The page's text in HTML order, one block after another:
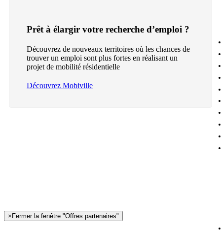
Prêt à élargir votre recherche d’emploi ?
Découvrez de nouveaux territoires où les chances de
trouver un emploi sont plus fortes en réalisant un
projet de mobilité résidentielle
Découvrez Mobiville
× Fermer la fenêtre "Offres partenaires"